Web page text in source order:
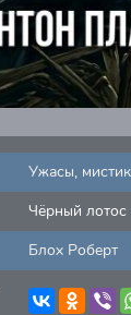
Ужасы,
Чёрный
Блох Роберт